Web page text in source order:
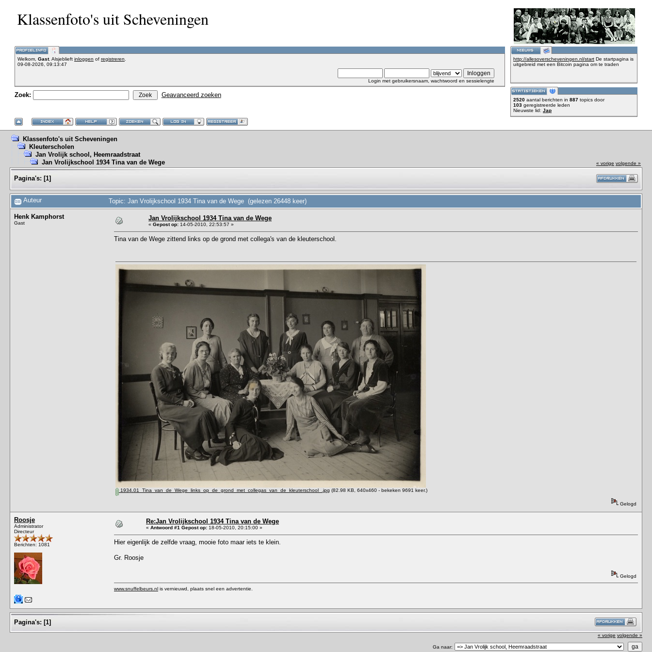
Klassenfoto's uit Scheveningen
Welkom, Gast. Alsjeblieft inloggen of registreren
09-08-2026, 09:13:47
Login met gebruikersnaam, wachtwoord en sessielengte
Zoek: Geavanceerd zoeken
http://allesoverscheveningen.nl/start De startpagina is
uitgebreid met een Bitcoin pagina om te traden
2520 aantal berichten in 887 topics door
103 geregistreerde leden
Nieuwste lid: Jap
Klassenfoto's uit Scheveningen
Kleuterscholen
Jan Vrolijk school, Heemraadstraat
Jan Vrolijkschool 1934 Tina van de Wege
« vorige volgende »
Pagina's: [1]
Auteur Topic: Jan Vrolijkschool 1934 Tina van de Wege (gelezen 26448 keer)
Henk Kamphorst
Gast
Jan Vrolijkschool 1934 Tina van de Wege
« Gepost op: 14-05-2010, 22:53:57 »
Tina van de Wege zittend links op de grond met collega's van de kleuterschool.
1934.01_Tina_van_de_Wege_links_op_de_grond_met_collegas_van_de_kleuterschool_.jpg (82.98 KB, 640x460 - bekeken 9691 keer.)
Gelogd
Roosje
Administrator
Directeur
Berichten: 1081
Re:Jan Vrolijkschool 1934 Tina van de Wege
« Antwoord #1 Gepost op: 18-05-2010, 20:15:00 »
Hier eigenlijk de zelfde vraag, mooie foto maar iets te klein.
Gr. Roosje
Gelogd
www.snuffelbeurs.nl is vernieuwd, plaats snel een advertentie.
Pagina's: [1]
« vorige volgende »
Ga naar: